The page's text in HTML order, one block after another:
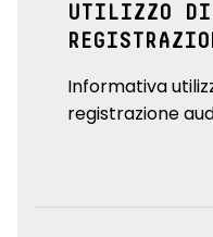
UTILIZZO
Informativa
registrazione